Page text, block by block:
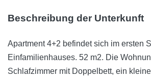
Beschreibung der Unterkunft
Apartment 4+2 befindet sich im ersten
Einfamilienhauses. 52 m2. Die
Schlafzimmer mit Doppelbett, ein